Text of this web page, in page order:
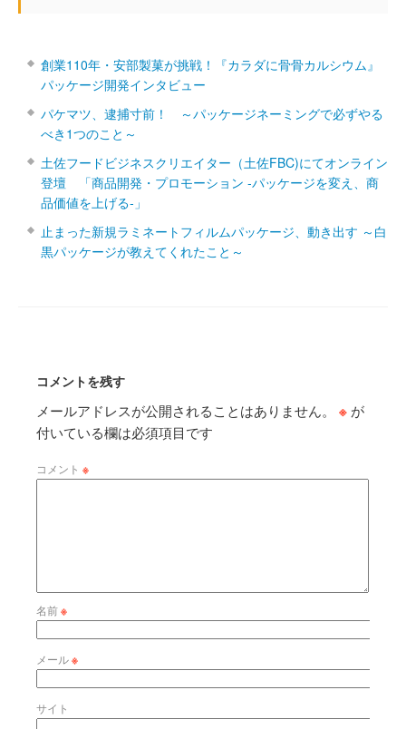
創業110年・安部製菓が挑戦！『カラダに骨骨カルシウム』
パッケージ開発インタビュー
パケマツ、逮捕寸前！ ～パッケージネーミングで必ずやる
べき1つのこと～
土佐フードビジネスクリエイター（土佐FBC)にてオンライン
登壇 「商品開発・プロモーション ‐パッケージを変え、商
品価値を上げる‐」
止まった新規ラミネートフィルムパッケージ、動き出す ～白
黒パッケージが教えてくれたこと～
コメントを残す
メールアドレスが公開されることはありません。 ※ が
付いている欄は必須項目です
コメント ※
名前※
メール※
サイト